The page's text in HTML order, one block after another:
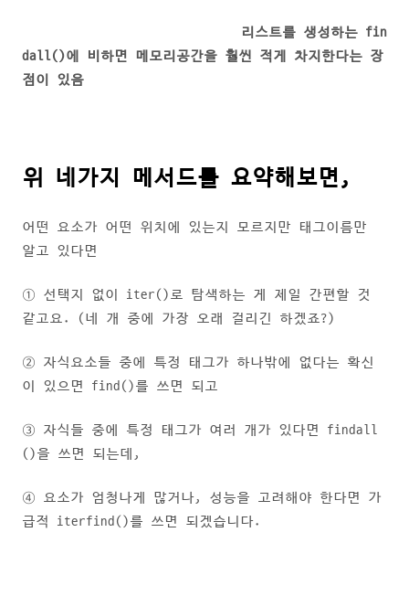
리스트를 생성하는 fin
dall()에 비하면 메모리공간을 훨씬 적게 차지한다는 장
점이 있음
위 네가지 메서드를 요약해보면,
어떤 요소가 어떤 위치에 있는지 모르지만 태그이름만
알고 있다면
① 선택지 없이 iter()로 탐색하는 게 제일 간편할 것
같고요. (네 개 중에 가장 오래 걸리긴 하겠죠?)
② 자식요소들 중에 특정 태그가 하나밖에 없다는 확신
이 있으면 find()를 쓰면 되고
③ 자식들 중에 특정 태그가 여러 개가 있다면 findall
()을 쓰면 되는데,
④ 요소가 엄청나게 많거나, 성능을 고려해야 한다면 가
급적 iterfind()를 쓰면 되겠습니다.